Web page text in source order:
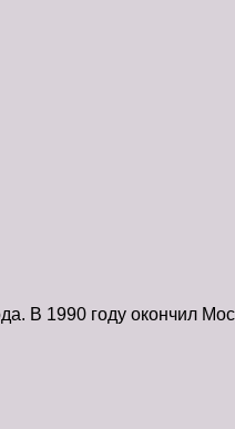
В 1990 году окончил